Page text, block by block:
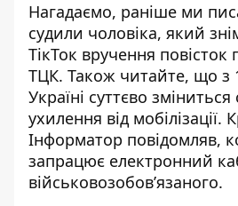
Нагадаємо, раніше ми
судили чоловіка, який
ТікТок вручення повісток
ТЦК. Також читайте, що з
Україні суттєво
ухилення від мобілізації.
Інформатор повідомляв,
запрацює електронний
військовозобов’язаного.